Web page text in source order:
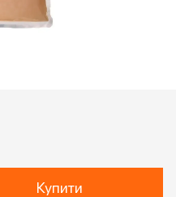
Купити